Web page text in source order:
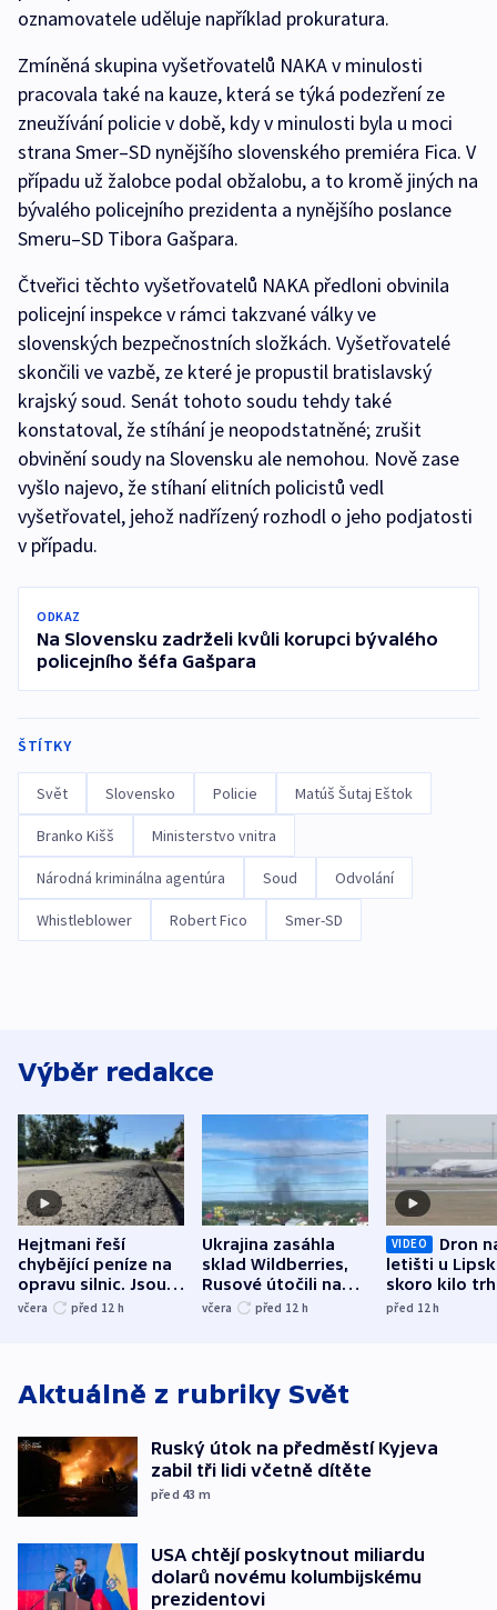
oznamovatele uděluje například prokuratura.
Zmíněná skupina vyšetřovatelů NAKA v minulosti
pracovala také na kauze, která se týká podezření ze
zneužívání policie v době, kdy v minulosti byla u moci
strana Smer–SD nynějšího slovenského premiéra Fica. V
případu už žalobce podal obžalobu, a to kromě jiných na
bývalého policejního prezidenta a nynějšího poslance
Smeru–SD Tibora Gašpara.
Čtveřici těchto vyšetřovatelů NAKA předloni obvinila
policejní inspekce v rámci takzvané války ve
slovenských bezpečnostních složkách. Vyšetřovatelé
skončili ve vazbě, ze které je propustil bratislavský
krajský soud. Senát tohoto soudu tehdy také
konstatoval, že stíhání je neopodstatněné; zrušit
obvinění soudy na Slovensku ale nemohou. Nově zase
vyšlo najevo, že stíhaní elitních policistů vedl
vyšetřovatel, jehož nadřízený rozhodl o jeho podjatosti
v případu.
ODKAZ
Na Slovensku zadrželi kvůli korupci bývalého
policejního šéfa Gašpara
ŠTÍTKY
Svět Slovensko Policie Matúš Šutaj Eštok
Branko Kišš Ministerstvo vnitra
Národná kriminálna agentúra Soud Odvolání
Whistleblower Robert Fico Smer-SD
Výběr redakce
Hejtmani řeší
chybějící peníze na
opravu silnic. Jsou
nenárokové, namítá
včera před 12 h
Ukrajina zasáhla
sklad Wildberries,
Rusové útočili na
trh, hasiče či
včera před 12 h
VIDEO
Dron
letišti u
skoro kilo
indicie
před 12h
Aktuálně z rubriky Svět
Ruský útok na předměstí Kyjeva
zabil tři lidi včetně dítěte
před 43 m
USA chtějí poskytnout miliardu
dolarů novému kolumbijskému
prezidentovi